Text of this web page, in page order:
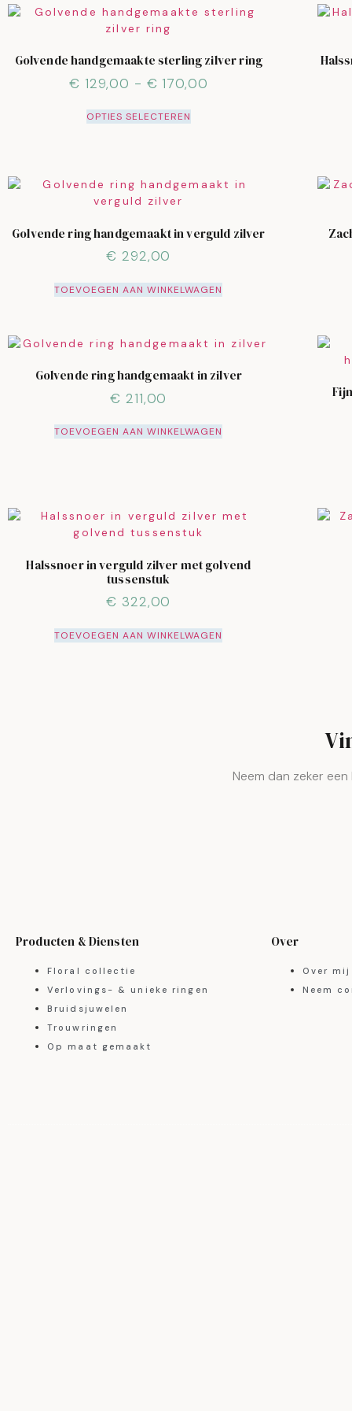
Golvende handgemaakte sterling zilver ring
€ 129,00 - € 170,00
OPTIES SELECTEREN
Golvende ring handgemaakt in verguld zilver
€ 292,00
TOEVOEGEN AAN WINKELWAGEN
Golvende ring handgemaakt in zilver
€ 211,00
TOEVOEGEN AAN WINKELWAGEN
Halssnoer in verguld zilver met golvend
tussenstuk
€ 322,00
TOEVOEGEN AAN WINKELWAGEN
Neem dan zeker
Producten & Diensten
Floral collectie
Verlovings- & unieke ringen
Bruidsjuwelen
Trouwringen
Op maat gemaakt
Over
Over mij
Neem